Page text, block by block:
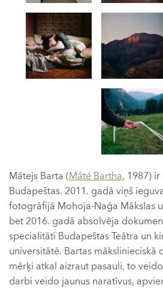
Mātejs Barta (Máté Bartha, 1987)
Budapeštas. 2011. gadā viņš
fotogrāfijā Mohoja-Naģa Mākslas
bet 2016. gadā absolvēja
specialitāti Budapeštas Teātra un
universitātē. Bartas mākslinieciskā
mērķi atkal aizraut pasauli, to
darbi veido jaunus naratīvus,